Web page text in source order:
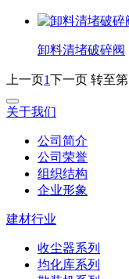
卸料清堵破碎阀
上一页1下一页 转至第
关于我们
公司简介
公司荣誉
组织结构
企业形象
建材行业
收尘器系列
均化库系列